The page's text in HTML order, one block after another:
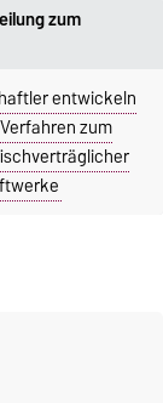
zum
entwickeln
zum